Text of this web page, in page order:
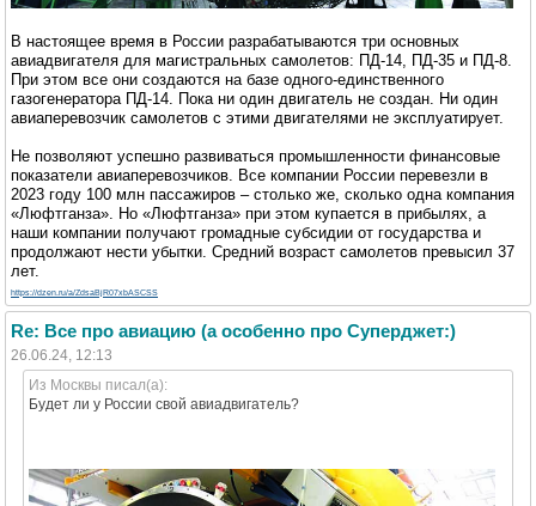
В настоящее время в России разрабатываются три основных
авиадвигателя для магистральных самолетов: ПД-14, ПД-35 и ПД-8.
При этом все они создаются на базе одного-единственного
газогенератора ПД-14. Пока ни один двигатель не создан. Ни один
авиаперевозчик самолетов с этими двигателями не эксплуатирует.
Не позволяют успешно развиваться промышленности финансовые
показатели авиаперевозчиков. Все компании России перевезли в
2023 году 100 млн пассажиров – столько же, сколько одна компания
«Люфтганза». Но «Люфтганза» при этом купается в прибылях, а
наши компании получают громадные субсидии от государства и
продолжают нести убытки. Средний возраст самолетов превысил 37
лет.
https://dzen.ru/a/ZdsaBjR07xbASCSS
Re: Все про авиацию (а особенно про Суперджет:)
26.06.24, 12:13
Из Москвы писал(а):
Будет ли у России свой авиадвигатель?